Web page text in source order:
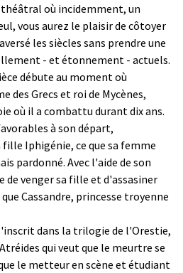
où incidemment, un
vous aurez le plaisir de côtoyer
les siècles sans prendre une
- et étonnement - actuels.
débute au moment où
des Grecs et roi de Mycènes,
où il a combattu durant dix ans.
à son départ,
Iphigénie, ce que sa femme
pardonné. Avec l'aide de son
de venger sa fille et d'assasiner
Cassandre, princesse troyenne
dans la trilogie de l'Orestie,
qui veut que le meurtre se
le metteur en scène et étudiant